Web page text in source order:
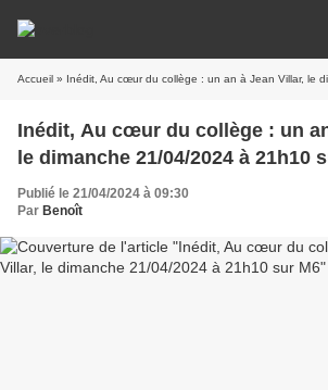
Accueil » Inédit, Au cœur du collège : un an à Jean Villar, le
Inédit, Au cœur du collège : un
le dimanche 21/04/2024 à 21h10
Publié le 21/04/2024 à 09:30
Par Benoît